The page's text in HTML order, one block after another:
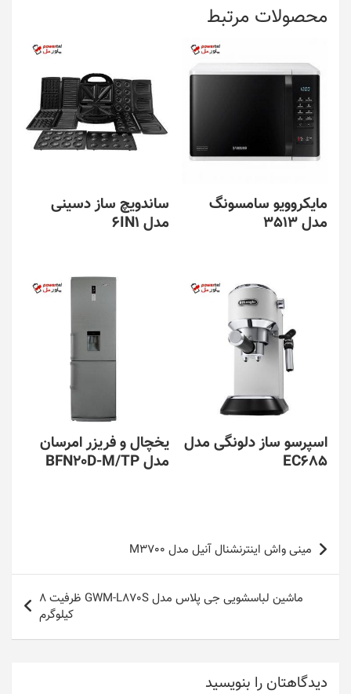
محصولات مرتبط
مایکروویو سامسونگ
مدل 3513
ساندویچ ساز دسینی
مدل 6IN1
اسپرسو ساز دلونگی مدل
EC685
یخچال و فریزر امرسان
مدل BFN20D-M/TP
راهبری
نوشته
مینی واش اینترنشنال آنیل مدل M3700
ماشین لباسشویی جی پلاس مدل GWM-L870S ظرفیت 8
کیلوگرم
دیدگاهتان را بنویسید